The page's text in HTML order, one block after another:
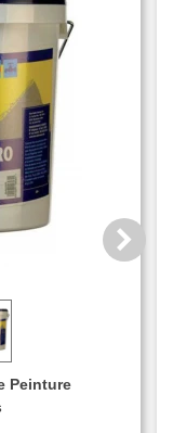
Peinture